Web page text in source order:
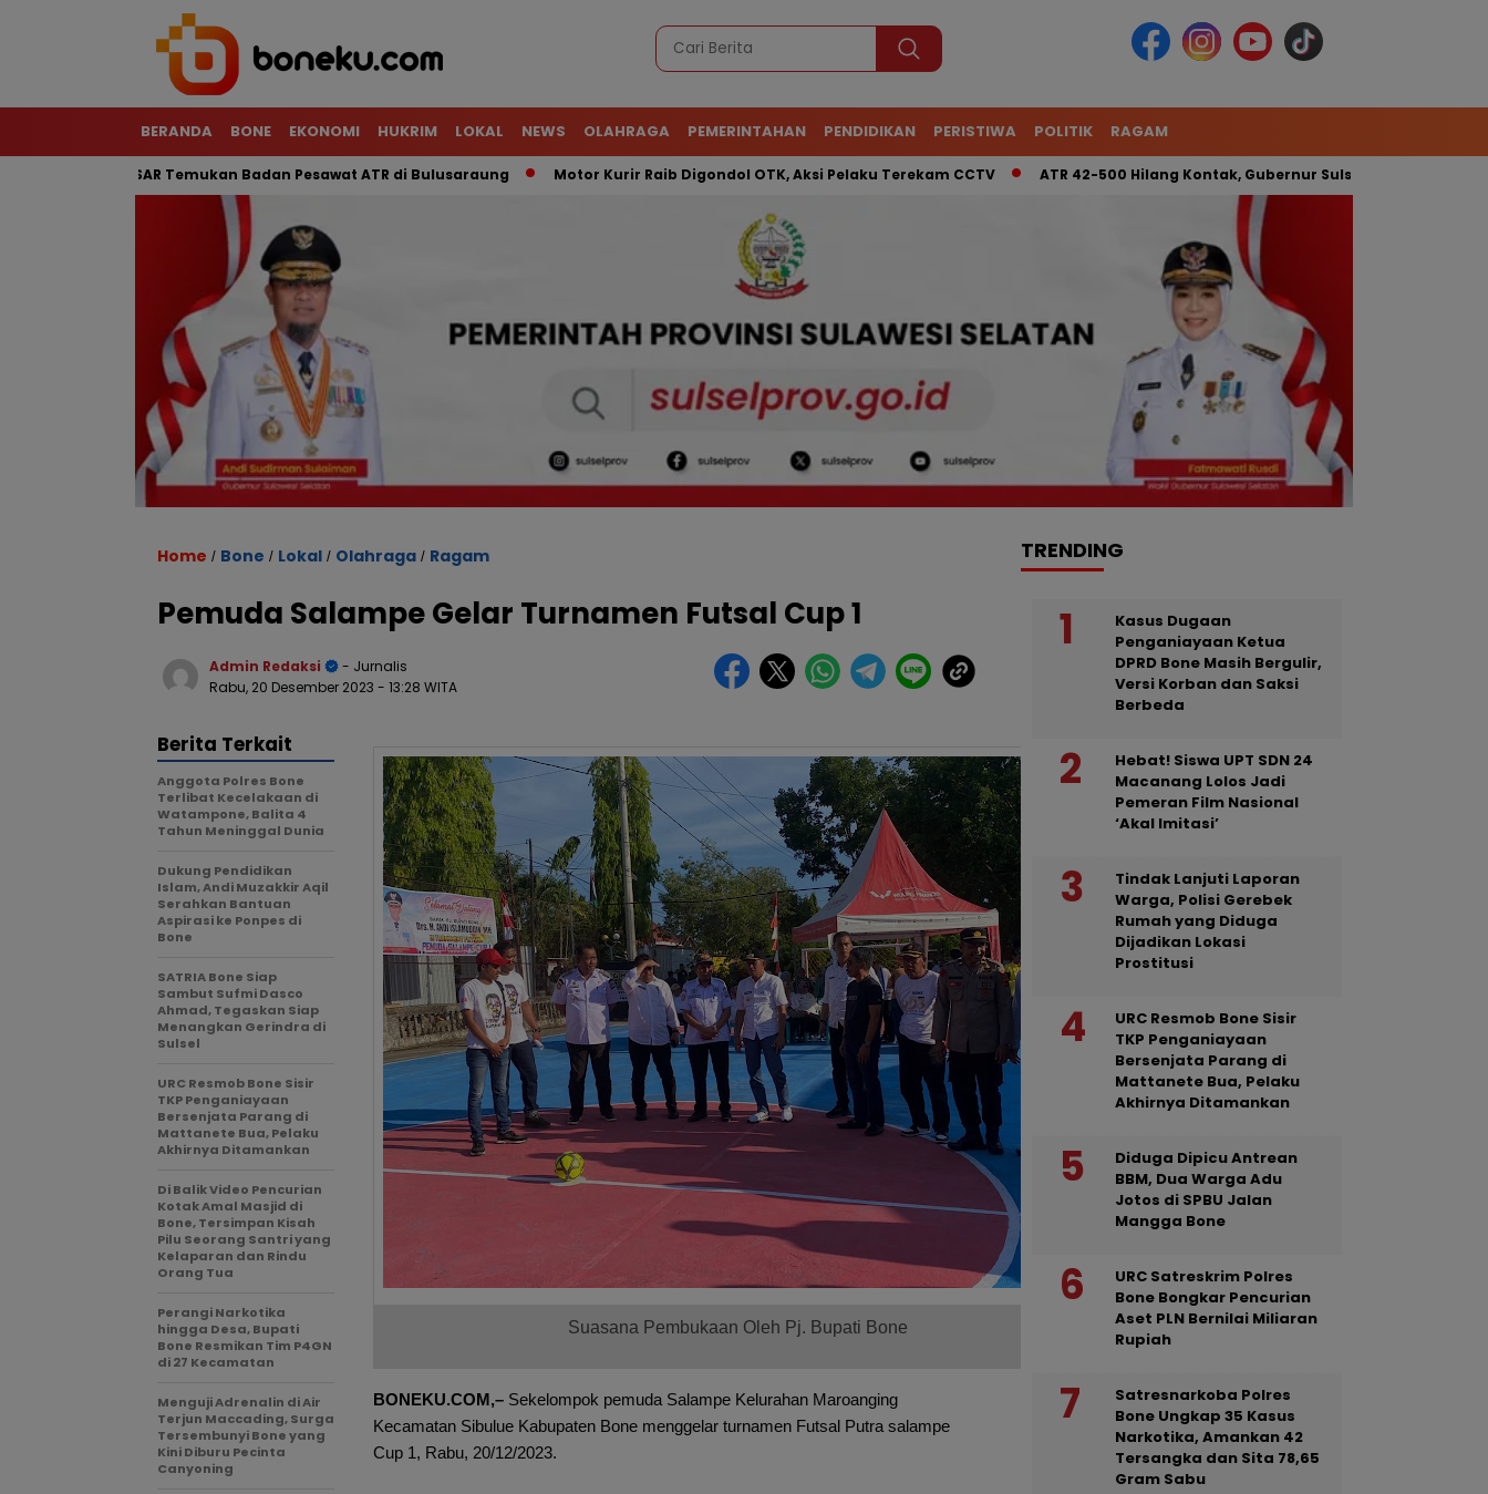
BERANDA BONE EKONOMI HUKRIM LOKAL NEWS OLAHRAGA PEMERINTAHAN PENDIDIKAN PERISTIWA POLITIK RAGAM
Tim SAR Temukan Badan Pesawat ATR di Bulusaraung Motor Kurir Raib Digondol OTK, Aksi Pelaku Terekam CCTV ATR 42-500 Hilang Kontak, Gubernur Sulsel: Kita Kerahkan Tim
Home / Bone / Lokal / Olahraga / Ragam
Pemuda Salampe Gelar Turnamen Futsal Cup 1
Admin Redaksi
- Jurnalis
Rabu, 20 Desember 2023 - 13:28 WITA
Suasana Pembukaan Oleh Pj. Bupati Bone
BONEKU.COM,– Sekelompok pemuda Salampe Kelurahan Maroanging
Kecamatan Sibulue Kabupaten Bone menggelar turnamen Futsal Putra salampe
Cup 1, Rabu, 20/12/2023.
Berita Terkait
Anggota Polres Bone
Terlibat Kecelakaan di
Watampone, Balita 4
Tahun Meninggal Dunia
Dukung Pendidikan
Islam, Andi Muzakkir Aqil
Serahkan Bantuan
Aspirasi ke Ponpes di
Bone
SATRIA Bone Siap
Sambut Sufmi Dasco
Ahmad, Tegaskan Siap
Menangkan Gerindra di
Sulsel
URC Resmob Bone Sisir
TKP Penganiayaan
Bersenjata Parang di
Mattanete Bua, Pelaku
Akhirnya Ditamankan
Di Balik Video Pencurian
Kotak Amal Masjid di
Bone, Tersimpan Kisah
Pilu Seorang Santri yang
Kelaparan dan Rindu
Orang Tua
Perangi Narkotika
hingga Desa, Bupati
Bone Resmikan Tim P4GN
di 27 Kecamatan
Menguji Adrenalin di Air
Terjun Maccading, Surga
Tersembunyi Bone yang
Kini Diburu Pecinta
Canyoning
TRENDING
Kasus Dugaan
Penganiayaan Ketua
DPRD Bone Masih Bergulir,
Versi Korban dan Saksi
Berbeda
Hebat! Siswa UPT SDN 24
Macanang Lolos Jadi
Pemeran Film Nasional
‘Akal Imitasi’
Tindak Lanjuti Laporan
Warga, Polisi Gerebek
Rumah yang Diduga
Dijadikan Lokasi
Prostitusi
URC Resmob Bone Sisir
TKP Penganiayaan
Bersenjata Parang di
Mattanete Bua, Pelaku
Akhirnya Ditamankan
Diduga Dipicu Antrean
BBM, Dua Warga Adu
Jotos di SPBU Jalan
Mangga Bone
URC Satreskrim Polres
Bone Bongkar Pencurian
Aset PLN Bernilai Miliaran
Rupiah
Satresnarkoba Polres
Bone Ungkap 35 Kasus
Narkotika, Amankan 42
Tersangka dan Sita 78,65
Gram Sabu